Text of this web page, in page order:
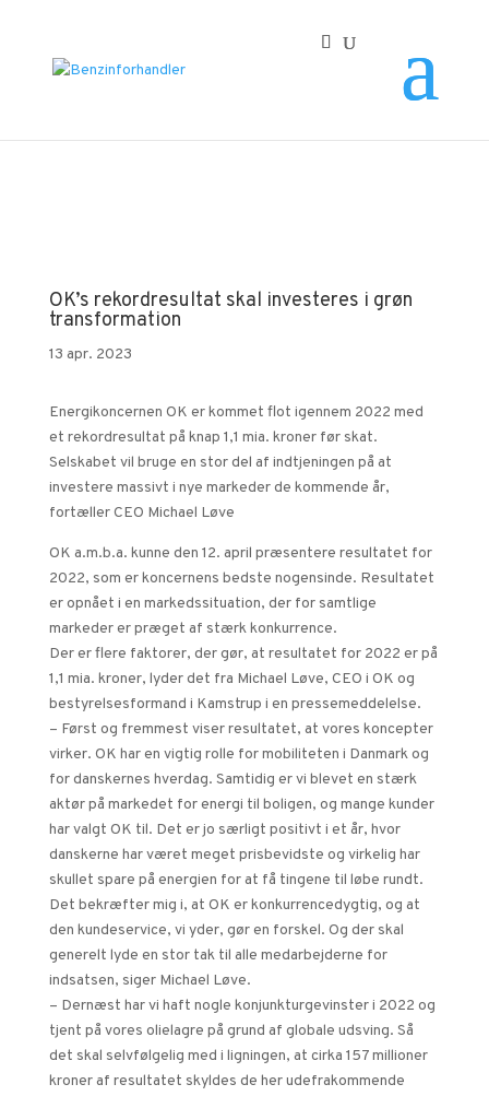
OK’s rekordresultat skal investeres i grøn
transformation
13 apr. 2023
Energikoncernen OK er kommet flot igennem 2022 med
et rekordresultat på knap 1,1 mia. kroner før skat.
Selskabet vil bruge en stor del af indtjeningen på at
investere massivt i nye markeder de kommende år,
fortæller CEO Michael Løve
OK a.m.b.a. kunne den 12. april præsentere resultatet for
2022, som er koncernens bedste nogensinde. Resultatet
er opnået i en markedssituation, der for samtlige
markeder er præget af stærk konkurrence.
Der er flere faktorer, der gør, at resultatet for 2022 er på
1,1 mia. kroner, lyder det fra Michael Løve, CEO i OK og
bestyrelsesformand i Kamstrup i en pressemeddelelse.
– Først og fremmest viser resultatet, at vores koncepter
virker. OK har en vigtig rolle for mobiliteten i Danmark og
for danskernes hverdag. Samtidig er vi blevet en stærk
aktør på markedet for energi til boligen, og mange kunder
har valgt OK til. Det er jo særligt positivt i et år, hvor
danskerne har været meget prisbevidste og virkelig har
skullet spare på energien for at få tingene til løbe rundt.
Det bekræfter mig i, at OK er konkurrencedygtig, og at
den kundeservice, vi yder, gør en forskel. Og der skal
generelt lyde en stor tak til alle medarbejderne for
indsatsen, siger Michael Løve.
– Dernæst har vi haft nogle konjunkturgevinster i 2022 og
tjent på vores olielagre på grund af globale udsving. Så
det skal selvfølgelig med i ligningen, at cirka 157 millioner
kroner af resultatet skyldes de her udefrakommende